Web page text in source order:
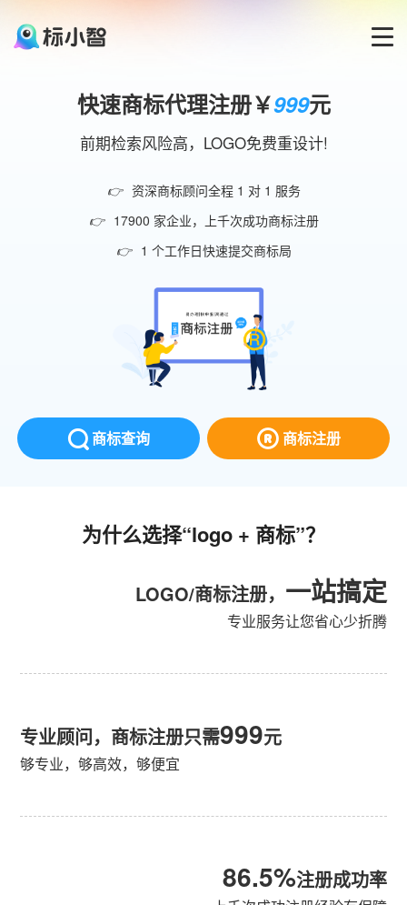
LOGO生成器
LOGO模板
博客
快速商标代理注册￥999元
前期检索风险高，LOGO免费重设计!
👉 资深商标顾问全程 1 对 1 服务
👉 17900 家企业，上千次成功商标注册
👉 1 个工作日快速提交商标局
商标查询 商标注册
为什么选择“logo + 商标”？
LOGO/商标注册， 一站搞定
专业服务让您省心少折腾
专业顾问，商标注册只需999元
够专业，够高效，够便宜
86.5%注册成功率